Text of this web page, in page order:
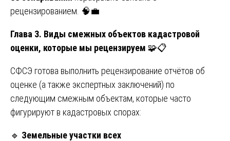
рецензированием. 🧠💼
Глава 3. Виды смежных объектов кадастровой
оценки, которые мы рецензируем 🧩📋
СФСЭ готова выполнить рецензирование отчётов об
оценке (а также экспертных заключений) по
следующим смежным объектам, которые часто
фигурируют в кадастровых спорах:
🔹 Земельные участки всех